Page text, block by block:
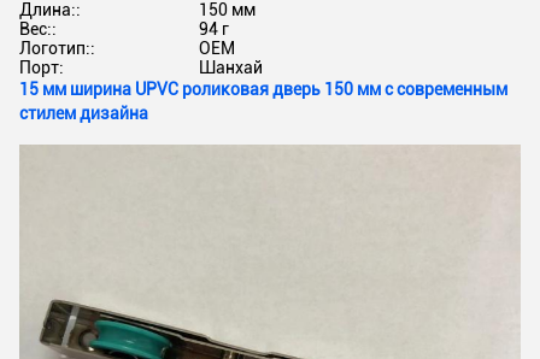
Длина::
150 мм
Вес::
94 г
Логотип::
OEM
Порт:
Шанхай
15 мм ширина UPVC роликовая дверь 150 мм с современным
стилем дизайна